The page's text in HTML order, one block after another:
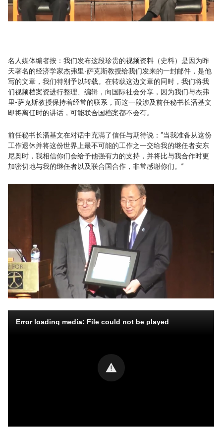
名人媒体编者按：我们发布这段珍贵的视频资料（史料）是因为昨
天著名的经济学家杰弗里-萨克斯教授给我们发来的一封邮件，是他
写的文章，我们特别予以转载。在转载这边文章的同时，我们将我
们视频档案资进行整理、编辑，向国际社会分享，因为我们与杰弗
里-萨克斯教授保持着经常的联系，而这一段涉及前任秘书长潘基文
即将离任时的讲话，可能联合国档案都不会有。
前任秘书长潘基文在对话中充满了信任与期待说：“当我准备从这份
工作退休并将这份世界上最不可能的工作之一交给我的继任者安东
尼奥时，我相信你们会给予他强有力的支持，并将比与我合作时更
加密切地与我的继任者以及联合国合作，非常感谢你们。”
Error loading media: File could not be played